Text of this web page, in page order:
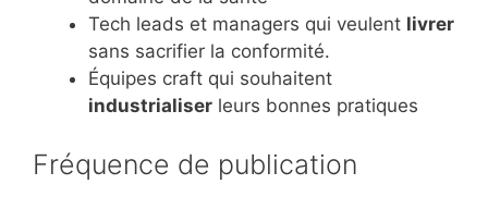
Tech leads et managers qui veulent livrer
sans sacrifier la conformité.
Équipes craft qui souhaitent
industrialiser leurs bonnes pratiques
Fréquence de publication